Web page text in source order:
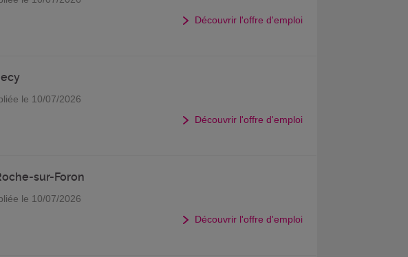
Découvrir l'offre d'emploi
le 10/07/2026
Découvrir l'offre d'emploi
sur-Foron
le 10/07/2026
Découvrir l'offre d'emploi